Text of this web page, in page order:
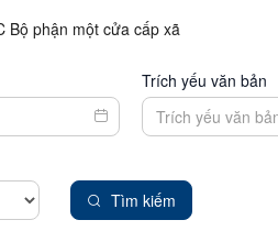
Bộ phận một cửa cấp xã
Trích yếu văn bản
Tìm kiếm